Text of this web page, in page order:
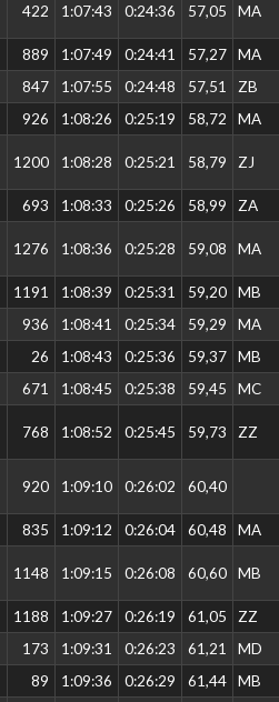
422 1:07:43 0:24:36 57,05 MA
889 1:07:49 0:24:41 57,27
MA
847 1:07:55 0:24:48 57,51
ZB
926 1:08:26 0:25:19 58,72 MA
1200 1:08:28 0:25:21 58,79 ZJ
693 1:08:33 0:25:26 58,99 ZA
1276 1:08:36 0:25:28 59,08 MA
1191 1:08:39 0:25:31 59,20
MB
936 1:08:41 0:25:34 59,29
MA
26 1:08:43 0:25:36 59,37
MB
671 1:08:45 0:25:38 59,45 MC
768 1:08:52 0:25:45 59,73 ZZ
920 1:09:10 0:26:02 60,40
835 1:09:12 0:26:04 60,48 MA
1148 1:09:15 0:26:08 60,60 MB
1188 1:09:27 0:26:19 61,05
ZZ
173 1:09:31 0:26:23 61,21
MD
89 1:09:36 0:26:29 61,44
MB